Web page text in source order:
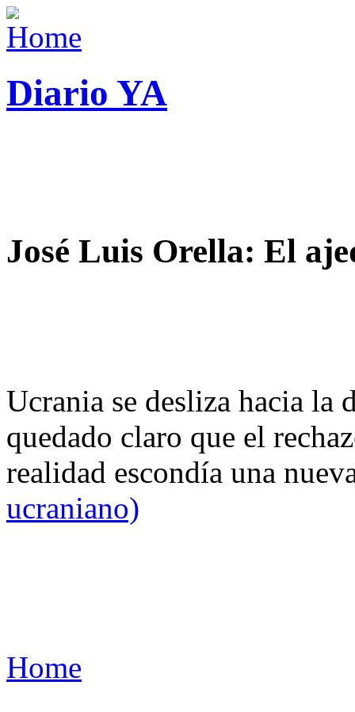
Diario YA
José Luis Orella: El
Ucrania se desliza hacia
quedado claro que el
realidad escondía una
ucraniano)
Home